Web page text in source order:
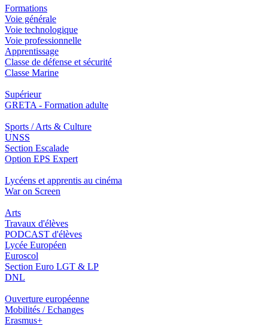
Formations
Voie générale
Voie technologique
Voie professionnelle
Apprentissage
Classe de défense et sécurité
Classe Marine
Supérieur
GRETA - Formation adulte
Sports / Arts & Culture
UNSS
Section Escalade
Option EPS Expert
Lycéens et apprentis au cinéma
War on Screen
Arts
Travaux d'élèves
PODCAST d'élèves
Lycée Européen
Euroscol
Section Euro LGT & LP
DNL
Ouverture européenne
Mobilités / Echanges
Erasmus+